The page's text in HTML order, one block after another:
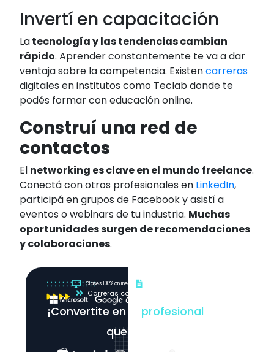
Invertí en capacitación
Latecnología y las tendencias cambian
rápido. Aprender constantemente te va a dar
ventaja sobre la competencia. Existencarreras
digitales en institutos como Teclab donde te
podés formar con educación online.
Construí una red de
contactos
El networking es clave en el mundo freelance.
Conectá con otros profesionales en LinkedIn,
participá en grupos de Facebook y asistí a
eventos o webinars de tu industria. Muchas
oportunidades surgen de recomendaciones
y colaboraciones.
Clases 100% online
Carreras cocreadas con líderes
¡Convertite en el profesional
querés ser!